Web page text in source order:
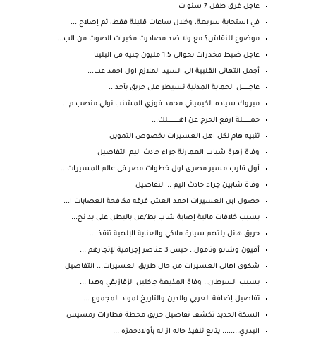
عاجل غرق طفل 7 سنوات
في استجابة سريعة، وخلال ساعات قليلة فقط، تم إصلاح ...
موضوع للنقاش؟ مع ولا ضد مصادرت مكبرات الصوت من الب...
عاجل ضبط مخدرات بحوالى 1.5 مليون جنيه في البلينا
أجمل التهانى القلبية الى السيد الملازم اول احمد عب...
عاجــــــــــل الحماية المدنية تسيطر على حريق بأحد...
مبروك سياده الكيميائي محمد فوزي المشنب تولي منصب م...
حمـــــــــــلة ارفع الحرج عن اهــــــــــــــــلك...
تنبيه هام لكل اهل العسيرات بخصوص التموين
وفاة زهرة شباب العمارنة جراء حادث اليم التفاصيل
أول قارب مسير مصرى اول خطوات مصر فى عالم المسيرات...
وفاة شابين جراء حادث اليم .. التفاصيل
حصول ابن العسيرات احمد العش فرقه مكافحة العصابات ا...
بسبب خلافات مالية إصابة شاب بط/عن بالبطن على يد نج...
حريق هائل يلتهم سيارة ملاكي والعناية الإلهية تنقذ ...
أفيون وشابو وتامول.. حبس 3 عناصر إجرامية لإتجارهم ...
شكوى اهالى العسيرات من حال طريق العسيرات... التفاصيل
بسبب السرطان.. وفاة المذيعة جاكلين الزقازيقي وهذا ...
تفاصيل إضافة العربي والدين والتاريخ لمواد المجموع ...
السكة الحديد تكشف تفاصيل حريق محطة قطارات رمسيس
البدري........ يتابع تنفيذ حاله ازاله بأولادحمزه ...